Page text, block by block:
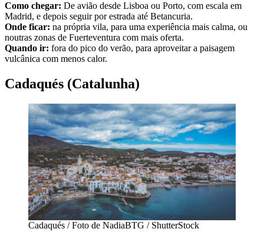
Como chegar: De avião desde Lisboa ou Porto, com escala em
Madrid, e depois seguir por estrada até Betancuria.
Onde ficar: na própria vila, para uma experiência mais calma, ou
noutras zonas de Fuerteventura com mais oferta.
Quando ir: fora do pico do verão, para aproveitar a paisagem
vulcânica com menos calor.
Cadaqués (Catalunha)
Cadaqués / Foto de NadiaBTG / ShutterStock